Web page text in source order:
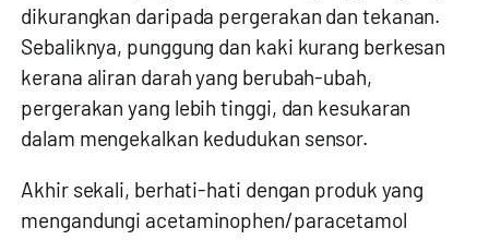
dikurangkan daripada pergerakan dan tekanan.
Sebaliknya, punggung dan kaki kurang berkesan
kerana aliran darah yang berubah-ubah,
pergerakan yang lebih tinggi, dan kesukaran
dalam mengekalkan kedudukan sensor.
Akhir sekali, berhati-hati dengan produk yang
mengandungi acetaminophen/paracetamol